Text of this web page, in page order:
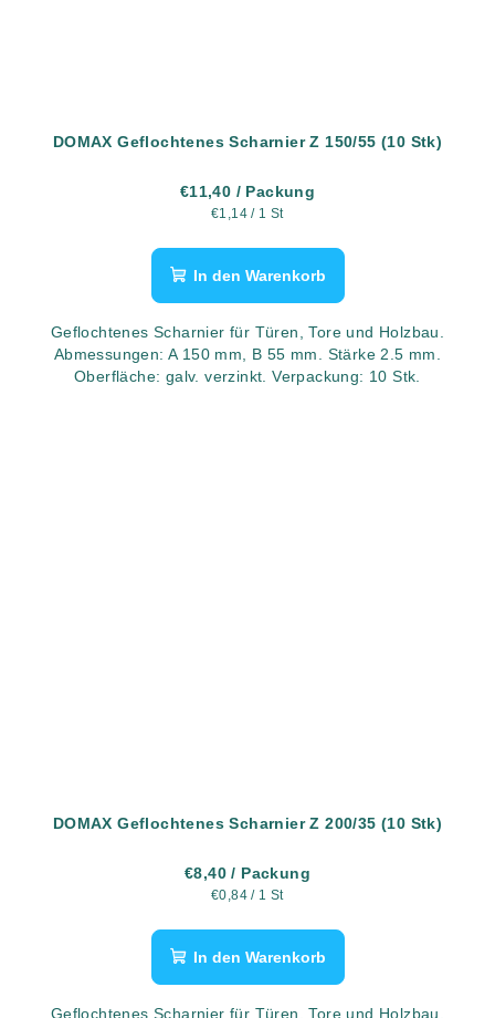
DOMAX Geflochtenes Scharnier Z 150/55 (10 Stk)
€11,40 / Packung
Verkaufspreis:
€1,14 / 1 St
In den Warenkorb
Geflochtenes Scharnier für Türen, Tore und Holzbau.
Abmessungen: A 150 mm, B 55 mm. Stärke 2.5 mm.
Oberfläche: galv. verzinkt. Verpackung: 10 Stk.
DOMAX Geflochtenes Scharnier Z 200/35 (10 Stk)
€8,40/ Packung
Verkaufspreis:
€0,84 / 1 St
In den Warenkorb
Geflochtenes Scharnier für Türen, Tore und Holzbau.